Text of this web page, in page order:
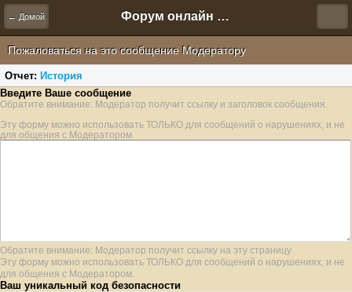
← Домой Форум онлайн игры "Новая Эра" (Нюра Биз)
Пожаловаться на это сообщение Модератору
Отчет: История
Введите Ваше сообщение
Обратите внимание: Модератор получит ссылку и заголовок сообщения.
Эту форму можно использовать ТОЛЬКО для сообщений о нарушениях, и не
для общения с Модератором.
Обратите внимание: Модератор получит ссылку на эту страницу
Эту форму можно использовать ТОЛЬКО для сообщений о нарушениях, и не
для общения с Модератором.
Ваш уникальный код безопасности